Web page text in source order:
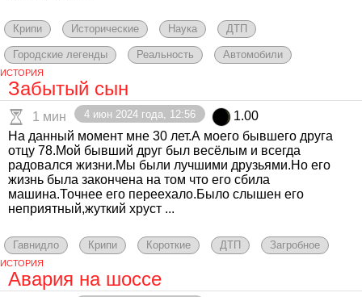
Крипи Исторические Наука ДТП
Городские легенды Реальность Автомобили
ИСТОРИЯ
Забытый сын
1 мин 4 июн 2024 года, 12:56
1.00
На данный момент мне 30 лет.А моего бывшего друга
отцу 78.Мой бывший друг был весёлым и всегда
радовался жизни.Мы были лучшими друзьями.Но его
жизнь была закончена на том что его сбила
машина.Точнее его переехало.Было слышен его
неприятный,жуткий хруст ...
Гавнидло Крипи Короткие ДТП Загробное
ИСТОРИЯ
Авария на шоссе